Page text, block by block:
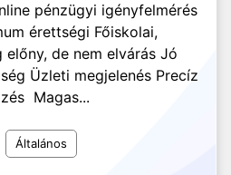
pénzügyi igényfelmérés
érettségi Főiskolai,
de nem elvárás Jó
Üzleti megjelenés Precíz
Magas...
Általános